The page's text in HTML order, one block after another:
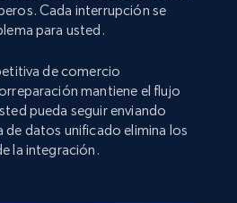
Cada interrupción se
para usted.
de comercio
mantiene el flujo
pueda seguir enviando
de datos unificado elimina los
la integración.